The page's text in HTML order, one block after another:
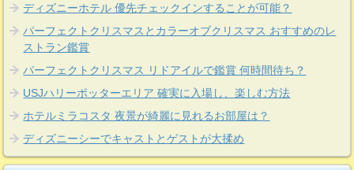
ディズニーホテル 優先チェックインすることが可能？
パーフェクトクリスマスとカラーオブクリスマス おすすめのレ
ストラン鑑賞
パーフェクトクリスマス リドアイルで鑑賞 何時間待ち？
USJハリーポッターエリア 確実に入場し、楽しむ方法
ホテルミラコスタ 夜景が綺麗に見れるお部屋は？
ディズニーシーでキャストとゲストが大揉め